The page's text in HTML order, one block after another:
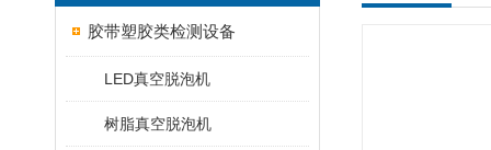
胶带塑胶类检测设备
LED真空脱泡机
树脂真空脱泡机